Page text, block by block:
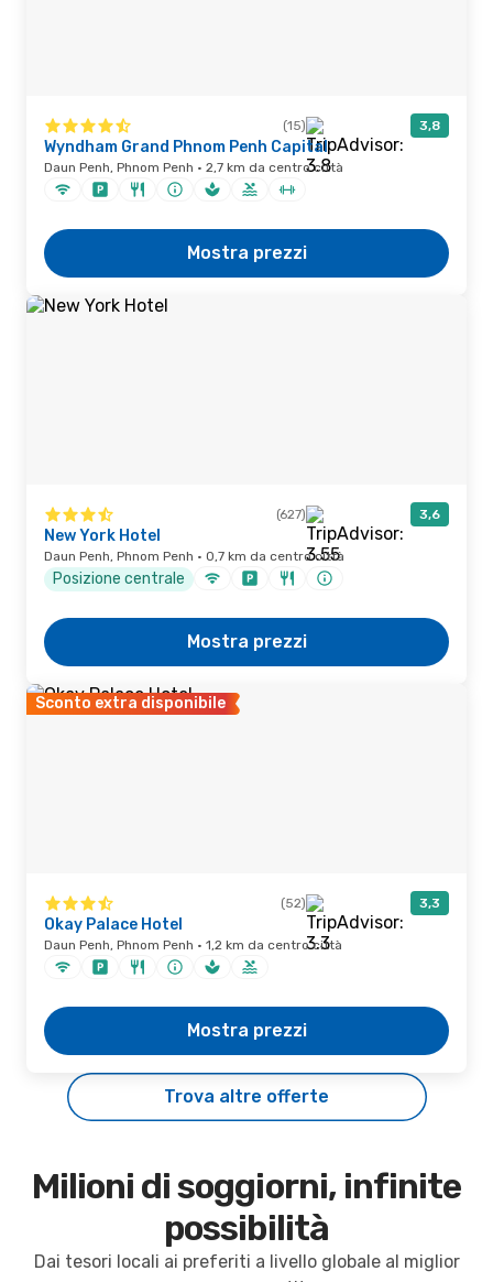
(15) 3,8
Wyndham Grand Phnom Penh Capital
Daun Penh, Phnom Penh · 2,7 km da centro città
Mostra prezzi
(627) 3,6
New York Hotel
Daun Penh, Phnom Penh · 0,7 km da centro città
Posizione centrale
Mostra prezzi
Sconto extra disponibile
(52) 3,3
Okay Palace Hotel
Daun Penh, Phnom Penh · 1,2 km da centro città
Mostra prezzi
Trova altre offerte
Milioni di soggiorni, infinite
possibilità
Dai tesori locali ai preferiti a livello globale al miglior